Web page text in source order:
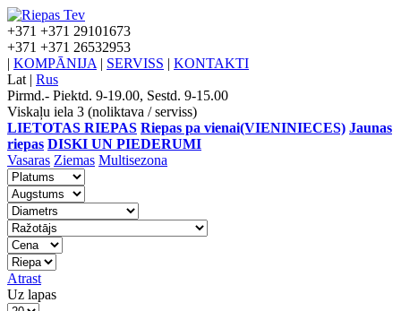
+371 +371 29101673
+371 +371 26532953
| KOMPĀNIJA | SERVISS | KONTAKTI
Lat | Rus
Pirmd.- Piektd. 9-19.00, Sestd. 9-15.00
Viskaļu iela 3 (noliktava / serviss)
LIETOTAS RIEPAS Riepas pa vienai(VIENINIECES) Jaunas
riepas DISKI UN PIEDERUMI
Vasaras Ziemas Multisezona
Atrast
Uz lapas